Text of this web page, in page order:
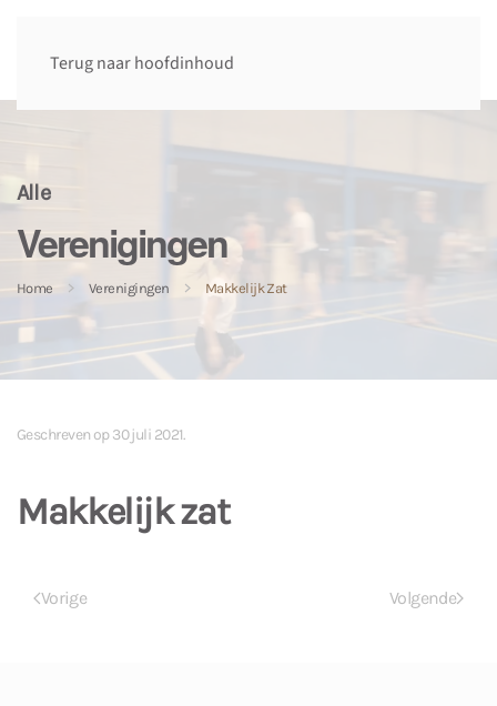
Terug naar hoofdinhoud
Alle
Verenigingen
Home Verenigingen Makkelijk Zat
Geschreven op30 juli 2021.
Makkelijk zat
Vorige Volgende